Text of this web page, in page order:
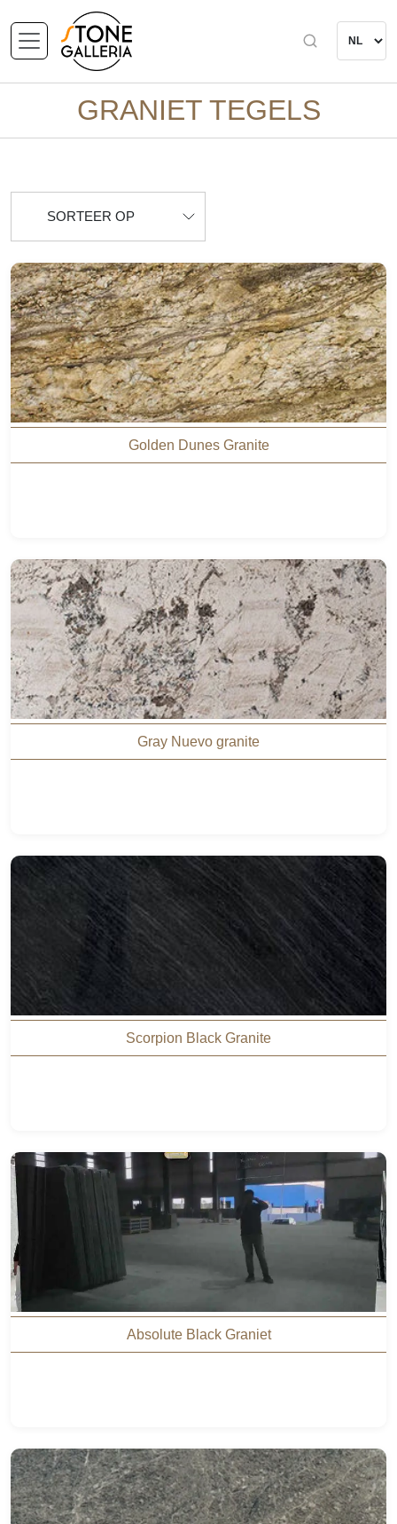
GRANIET TEGELS
SORTEER OP
Golden Dunes Granite
Gray Nuevo granite
Scorpion Black Granite
Absolute Black Graniet